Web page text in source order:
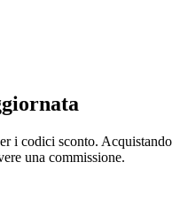
i codici sconto. Acquistando
una commissione.